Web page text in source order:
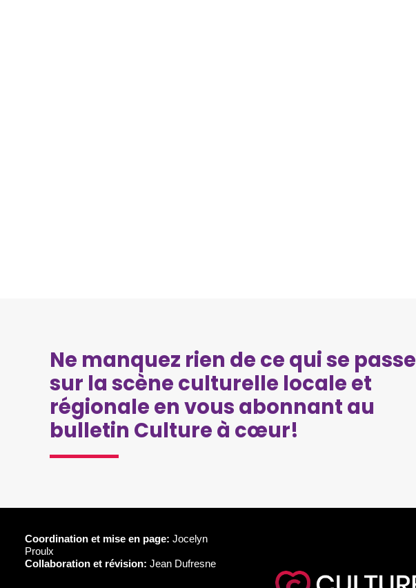
Ne manquez rien de ce qui se passe
sur la scène culturelle locale et
régionale en vous abonnant au
bulletin Culture à cœur!
Coordination et mise en page: Jocelyn
Proulx
Collaboration et révision: Jean Dufresne